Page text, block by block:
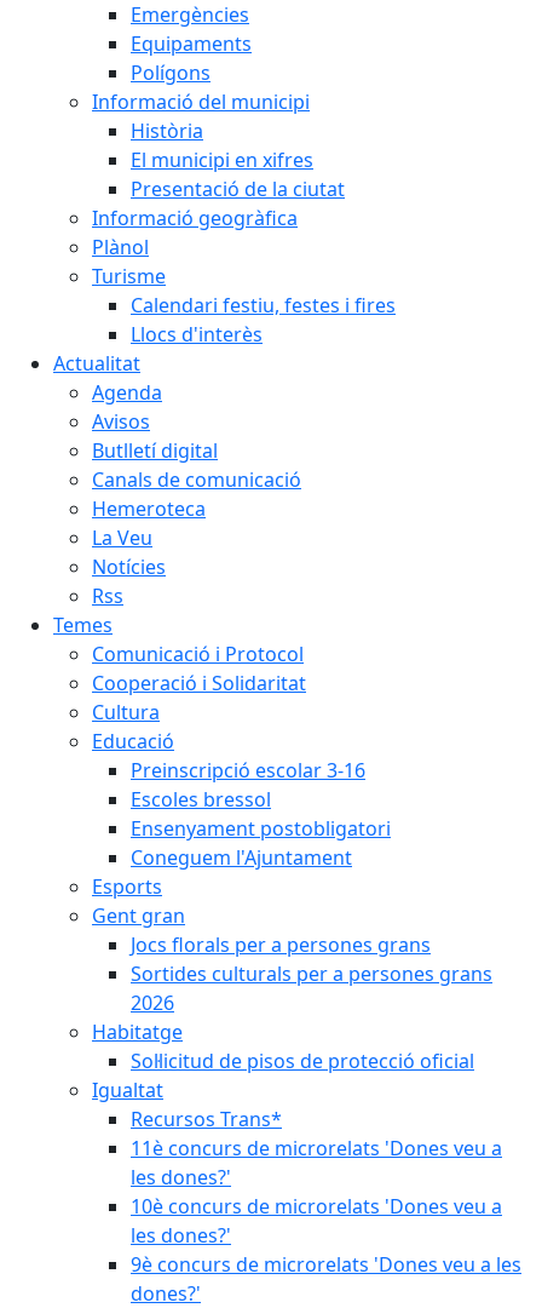
Emergències
Equipaments
Polígons
Informació del municipi
Història
El municipi en xifres
Presentació de la ciutat
Informació geogràfica
Plànol
Turisme
Calendari festiu, festes i fires
Llocs d'interès
Actualitat
Agenda
Avisos
Butlletí digital
Canals de comunicació
Hemeroteca
La Veu
Notícies
Rss
Temes
Comunicació i Protocol
Cooperació i Solidaritat
Cultura
Educació
Preinscripció escolar 3-16
Escoles bressol
Ensenyament postobligatori
Coneguem l'Ajuntament
Esports
Gent gran
Jocs florals per a persones grans
Sortides culturals per a persones grans
2026
Habitatge
Sol·licitud de pisos de protecció oficial
Igualtat
Recursos Trans*
11è concurs de microrelats 'Dones veu a
les dones?'
10è concurs de microrelats 'Dones veu a
les dones?'
9è concurs de microrelats 'Dones veu a les
dones?'